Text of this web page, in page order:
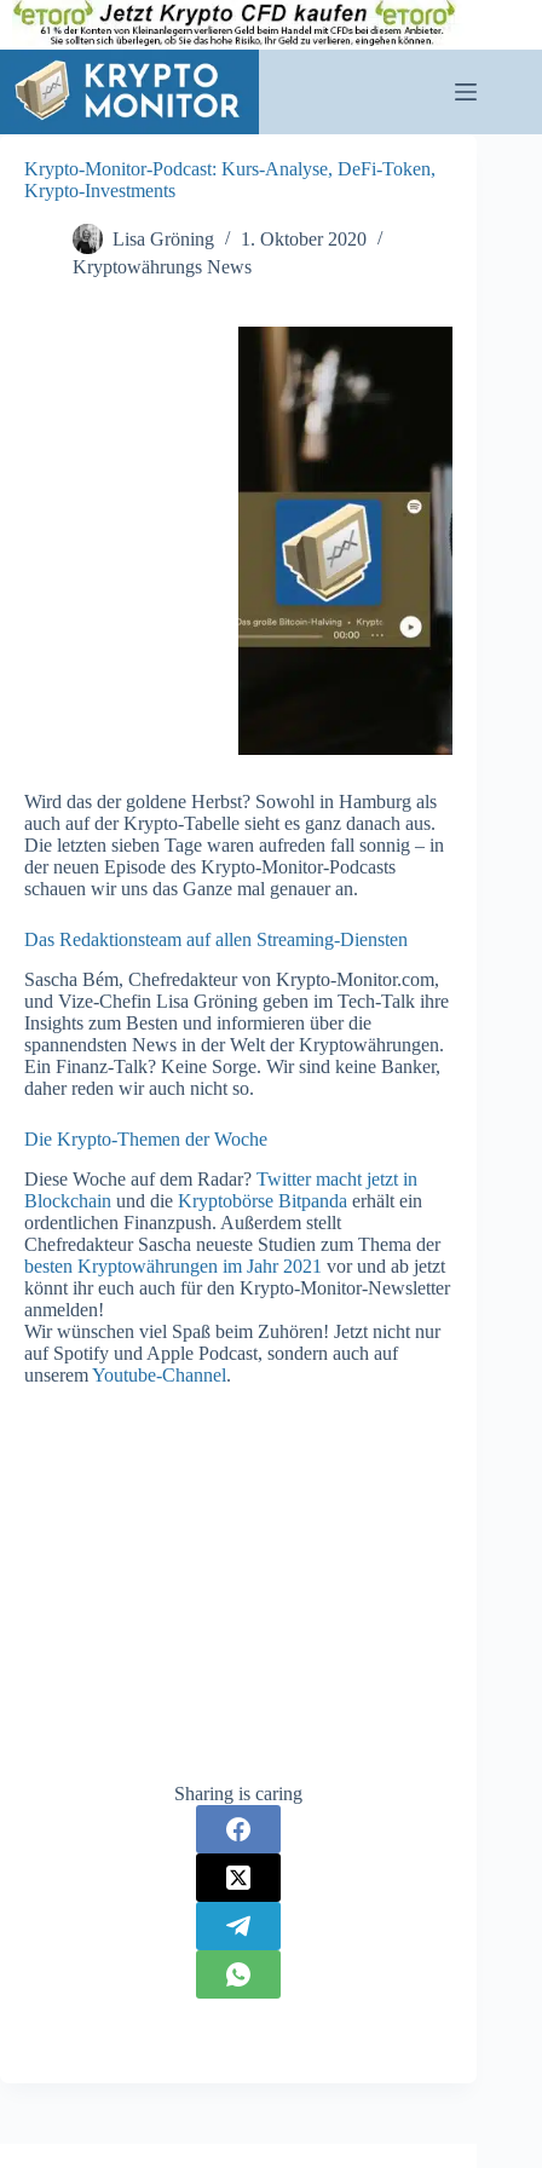
Zum
Inhalt
springen
Krypto-Monitor-Podcast: Kurs-Analyse, DeFi-Token,
Krypto-Investments
Lisa Gröning
1. Oktober 2020
Kryptowährungs News
Wird das der goldene Herbst? Sowohl in Hamburg als
auch auf der Krypto-Tabelle sieht es ganz danach aus.
Die letzten sieben Tage waren aufreden fall sonnig – in
der neuen Episode des Krypto-Monitor-Podcasts
schauen wir uns das Ganze mal genauer an.
Das Redaktionsteam auf allen Streaming-Diensten
Sascha Bém, Chefredakteur von Krypto-Monitor.com,
und Vize-Chefin Lisa Gröning geben im Tech-Talk ihre
Insights zum Besten und informieren über die
spannendsten News in der Welt der Kryptowährungen.
Ein Finanz-Talk? Keine Sorge. Wir sind keine Banker,
daher reden wir auch nicht so.
Die Krypto-Themen der Woche
Diese Woche auf dem Radar? Twitter macht jetzt in
Blockchain und die Kryptobörse Bitpanda erhält ein
ordentlichen Finanzpush. Außerdem stellt
Chefredakteur Sascha neueste Studien zum Thema der
besten Kryptowährungen im Jahr 2021 vor und ab jetzt
könnt ihr euch auch für den Krypto-Monitor-Newsletter
anmelden!
Wir wünschen viel Spaß beim Zuhören! Jetzt nicht nur
auf Spotify und Apple Podcast, sondern auch auf
unseremYoutube-Channel.
Sharing is caring